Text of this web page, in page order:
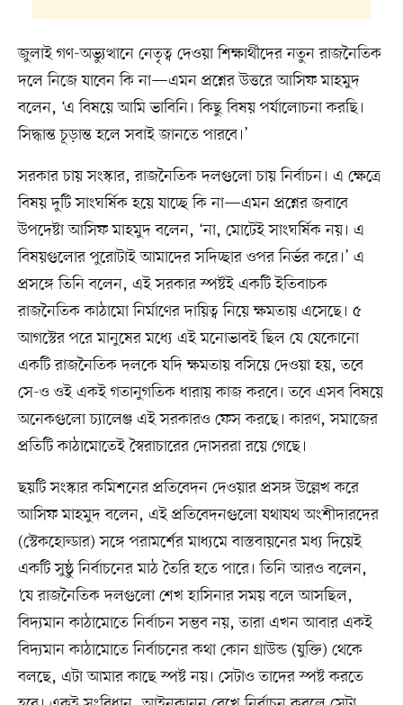
জুলাই গণ-অভ্যুত্থানে নেতৃত্ব দেওয়া শিক্ষার্থীদের নতুন রাজনৈতিক
দলে নিজে যাবেন কি না—এমন প্রশ্নের উত্তরে আসিফ মাহমুদ
বলেন, ‘এ বিষয়ে আমি ভাবিনি। কিছু বিষয় পর্যালোচনা করছি।
সিদ্ধান্ত চূড়ান্ত হলে সবাই জানতে পারবে।’
সরকার চায় সংস্কার, রাজনৈতিক দলগুলো চায় নির্বাচন। এ ক্ষেত্রে
বিষয় দুটি সাংঘর্ষিক হয়ে যাচ্ছে কি না—এমন প্রশ্নের জবাবে
উপদেষ্টা আসিফ মাহমুদ বলেন, ‘না, মোটেই সাংঘর্ষিক নয়। এ
বিষয়গুলোর পুরোটাই আমাদের সদিচ্ছার ওপর নির্ভর করে।’ এ
প্রসঙ্গে তিনি বলেন, এই সরকার স্পষ্টই একটি ইতিবাচক
রাজনৈতিক কাঠামো নির্মাণের দায়িত্ব নিয়ে ক্ষমতায় এসেছে। ৫
আগস্টের পরে মানুষের মধ্যে এই মনোভাবই ছিল যে যেকোনো
একটি রাজনৈতিক দলকে যদি ক্ষমতায় বসিয়ে দেওয়া হয়, তবে
সে-ও ওই একই গতানুগতিক ধারায় কাজ করবে। তবে এসব বিষয়ে
অনেকগুলো চ্যালেঞ্জ এই সরকারও ফেস করছে। কারণ, সমাজের
প্রতিটি কাঠামোতেই স্বৈরাচারের দোসররা রয়ে গেছে।
ছয়টি সংস্কার কমিশনের প্রতিবেদন দেওয়ার প্রসঙ্গ উল্লেখ করে
আসিফ মাহমুদ বলেন, এই প্রতিবেদনগুলো যথাযথ অংশীদারদের
(স্টেকহোল্ডার) সঙ্গে পরামর্শের মাধ্যমে বাস্তবায়নের মধ্য দিয়েই
একটি সুষ্ঠু নির্বাচনের মাঠ তৈরি হতে পারে। তিনি আরও বলেন,
‘যে রাজনৈতিক দলগুলো শেখ হাসিনার সময় বলে আসছিল,
বিদ্যমান কাঠামোতে নির্বাচন সম্ভব নয়, তারা এখন আবার একই
বিদ্যমান কাঠামোতে নির্বাচনের কথা কোন গ্রাউন্ড (যুক্তি) থেকে
বলছে, এটা আমার কাছে স্পষ্ট নয়। সেটাও তাদের স্পষ্ট করতে